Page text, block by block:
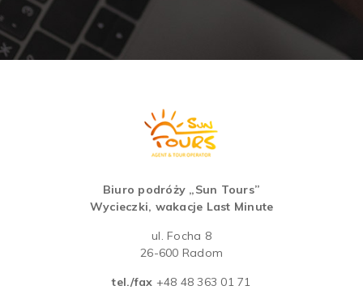
Biuro podróży „Sun Tours”
Wycieczki, wakacje Last Minute
ul. Focha 8
26-600 Radom
tel./fax +48 48 363 01 71